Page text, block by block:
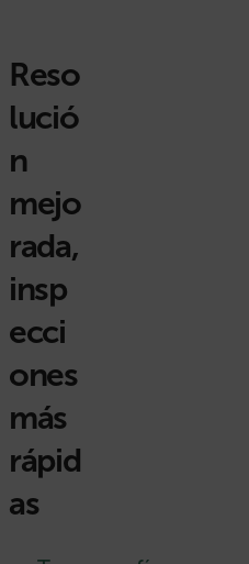
Reso
lució
n
mejo
rada,
insp
ecci
ones
más
rápid
as